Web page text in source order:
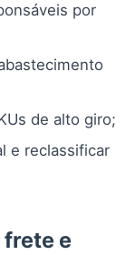
por
de alto giro;
e reclassificar
e